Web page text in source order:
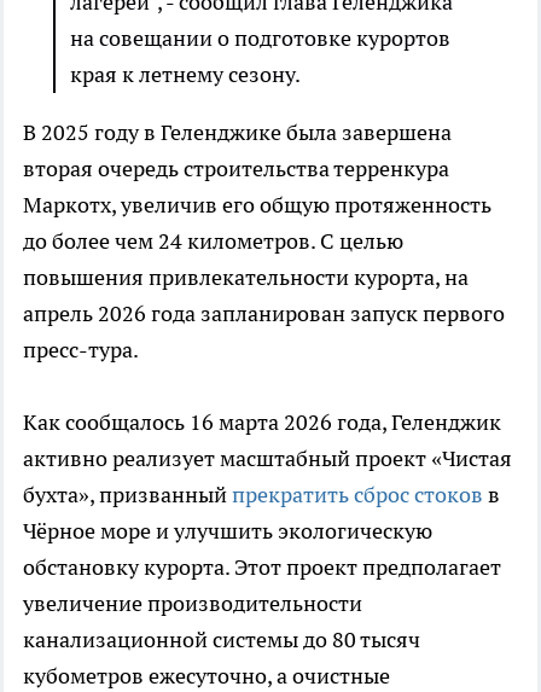
на совещании о подготовке курортов
края к летнему сезону.
В 2025 году в Геленджике была завершена
вторая очередь строительства терренкура
Маркотх, увеличив его общую протяженность
до более чем 24 километров. С целью
повышения привлекательности курорта, на
апрель 2026 года запланирован запуск первого
пресс-тура.
Как сообщалось 16 марта 2026 года, Геленджик
активно реализует масштабный проект «Чистая
бухта», призванныйпрекратить сброс стоков в
Чёрное море и улучшить экологическую
обстановку курорта. Этот проект предполагает
увеличение производительности
канализационной системы до 80 тысяч
кубометров ежесуточно, а очистные